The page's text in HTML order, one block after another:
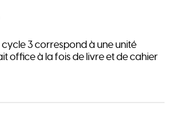
3 correspond à une unité
office à la fois de livre et de cahier